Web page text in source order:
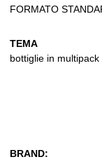
FORMATO
TEMA
bottiglie in multipack
BRAND: